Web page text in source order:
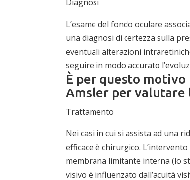
Diagnosi
L’esame del fondo oculare
una diagnosi di certezza sulla
eventuali alterazioni
seguire in modo accurato
È per questo
Amsler per valutare
Trattamento
Nei casi in cui si assista ad una
efficace è chirurgico.
membrana limitante interna (lo
visivo è influenzato dall’acuità